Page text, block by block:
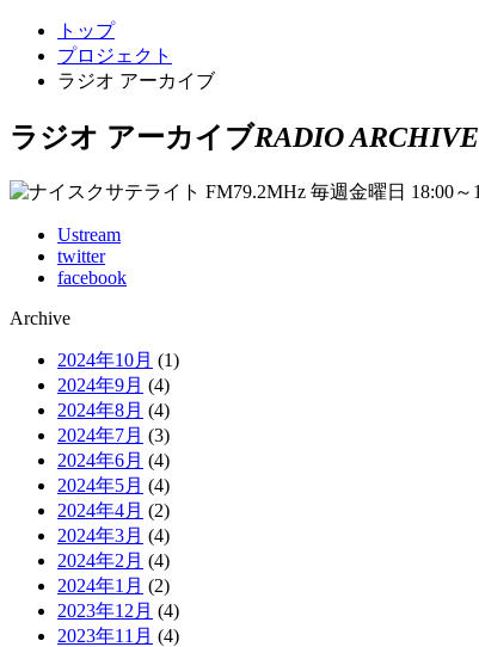
トップ
プロジェクト
ラジオ アーカイブ
ラジオ アーカイブRADIO ARCHIVE
Ustream
twitter
facebook
Archive
2024年10月 (1)
2024年9月 (4)
2024年8月 (4)
2024年7月 (3)
2024年6月 (4)
2024年5月 (4)
2024年4月 (2)
2024年3月 (4)
2024年2月 (4)
2024年1月 (2)
2023年12月 (4)
2023年11月 (4)